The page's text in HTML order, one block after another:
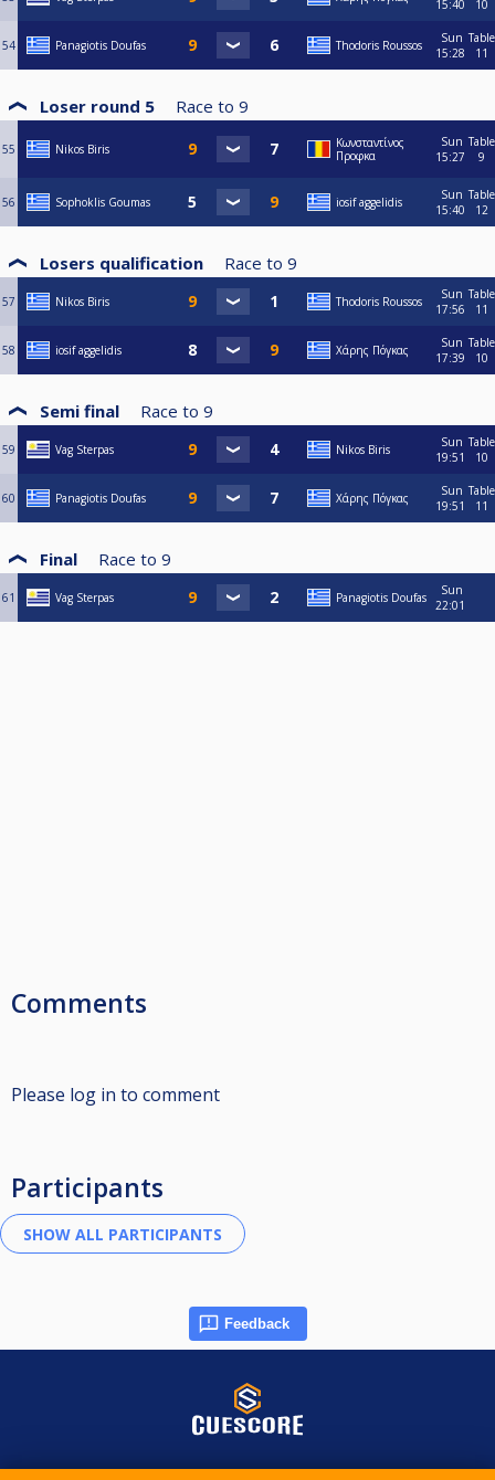
15:40
10
54 Panagiotis Doufas Thodoris Roussos
Sun
15:28
Table
11
Loser round 5 Race to 9
55 Nikos Biris
Κωνσταντίνος
Προφκα
Sun
15:27
Table
9
56 Sophoklis Goumas iosif aggelidis
Sun
15:40
Table
12
Losers qualification Race to 9
57 Nikos Biris Thodoris Roussos
Sun
17:56
Table
11
58 iosif aggelidis Χάρης Πόγκας
Sun
17:39
Table
10
Semi final Race to 9
59 Vag Sterpas Nikos Biris
Sun
19:51
Table
10
60 Panagiotis Doufas Χάρης Πόγκας
Sun
19:51
Table
11
Final Race to 9
61 Vag Sterpas Panagiotis Doufas
Sun
22:01
Comments
Please log in to comment
Participants
Feedback